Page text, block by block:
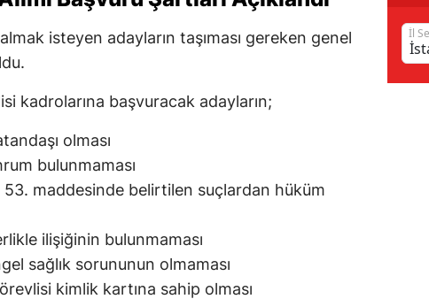
isteyen adayların taşıması gereken genel
kadrolarına başvuracak adayların;
olması
bulunmaması
53. maddesinde belirtilen suçlardan hüküm
ilişiğinin bulunmaması
sağlık sorununun olmaması
kimlik kartına sahip olması
İl